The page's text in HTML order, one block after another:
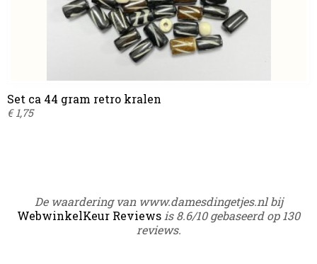
Set ca 44 gram retro kralen
€ 1,75
De waardering van www.damesdingetjes.nl bij
WebwinkelKeur Reviews is 8.6/10 gebaseerd op 130
reviews.